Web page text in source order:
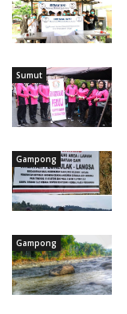
Sumut
Gampong
Gampong